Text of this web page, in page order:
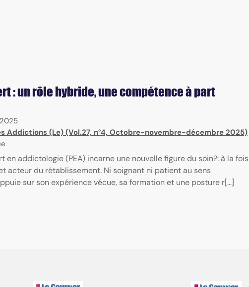
: un rôle hybride, une compétence à part
2025
Addictions (Le) (Vol.27, n°4, Octobre-novembre-décembre 2025)
en addictologie (PEA) incarne une nouvelle figure du soin?: à la fois
acteur du rétablissement. Ni soignant ni patient au sens
sur son expérience vécue, sa formation et une posture r[...]